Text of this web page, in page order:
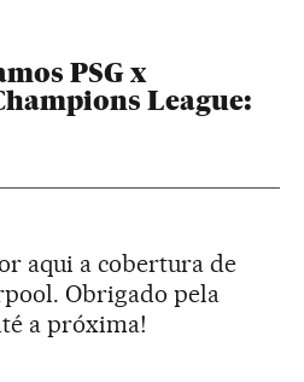
PSG x
League:
aqui a cobertura de
Obrigado pela
a próxima!